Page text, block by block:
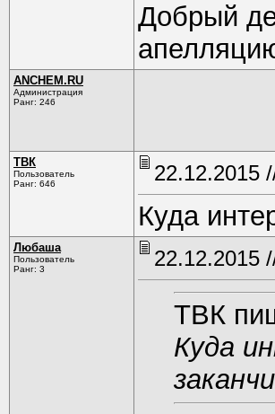
Добрый
ANCHEM.RU
Администрация
Ранг: 246
ТВК
Пользователь
Ранг: 646
22.12.2015
Куда
Любаша
Пользователь
Ранг: 3
22.12.2015
ТВК
Куда